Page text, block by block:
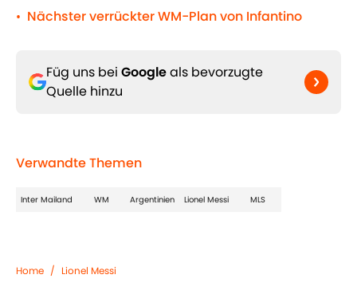
• Nächster verrückter WM-Plan von Infantino
Füg uns bei Googleals bevorzugte
Quelle hinzu
Verwandte Themen
Inter Mailand WM Argentinien Lionel Messi MLS
Home / Lionel Messi